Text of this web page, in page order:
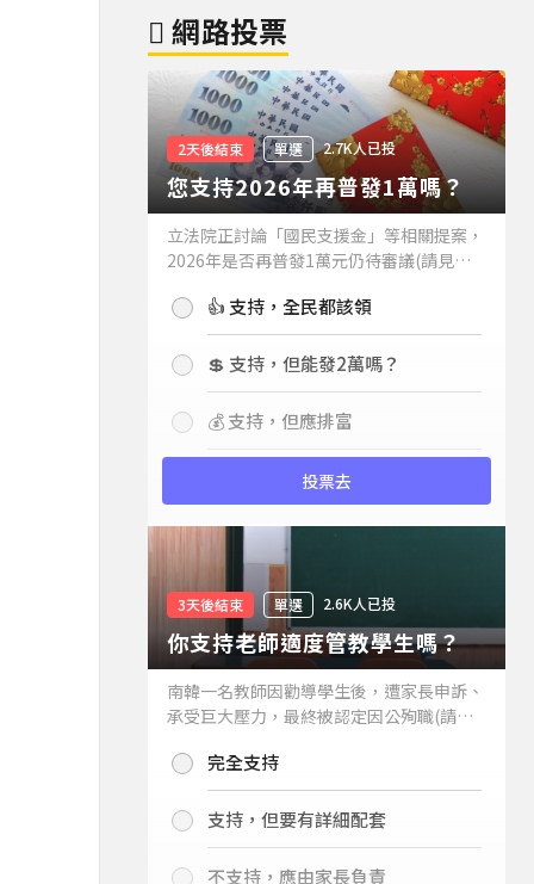
網路投票
2天後結束 單選 2.7K人已投
您支持2026年再普發1萬嗎？
立法院正討論「國民支援金」等相關提案，
2026年是否再普發1萬元仍待審議(請見下
持嗎？👍 支持，全民都該領
💲 支持，但能發2萬嗎？
💰 支持，但應排富
投票去
3天後結束 單選 2.6K人已投
你支持老師適度管教學生嗎？
南韓一名教師因勸導學生後，遭家長申訴、
承受巨大壓力，最終被認定因公殉職(請見
你支持老師適度管教學生嗎？
完全支持
支持，但要有詳細配套
不支持，應由家長負責